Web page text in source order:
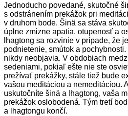
Jednoducho povedané, skutočné
s odstránením prekážok pri
v druhom bode. Šinä sa stáva
úplne zmizne apatia, otupenosť a
lhagtong sa rozvinie v prípade, že
podnietenie, smútok a
nikdy neobjavia. V obdobiach
sedeniami, pokiaľ ešte nie ste
prežívať prekážky, stále tiež bude
vašou meditáciou a nemeditáciou.
uskutočníte šinä a lhagtong, vaša
prekážok oslobodená. Tým tretí
a lhagtongu končí.